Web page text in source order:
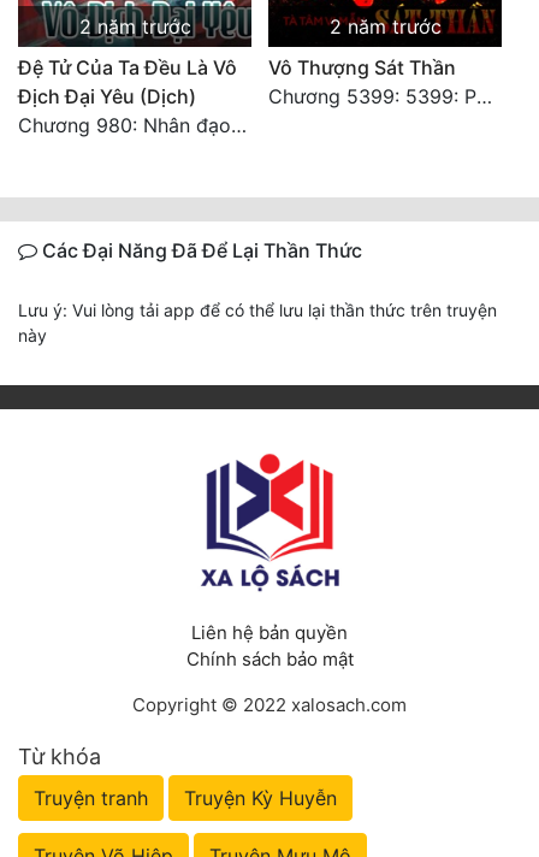
2 năm trước
Đệ Tử Của Ta Đều Là Vô
Địch Đại Yêu (Dịch)
Chương 980: Nhân đạo thành Thánh (4). HẾT.
2 năm trước
Vô Thượng Sát Thần
Chương 5399: 5399: Phá giải
Các Đại Năng Đã Để Lại Thần Thức
Lưu ý: Vui lòng tải app để có thể lưu lại thần thức trên truyện
này
Liên hệ bản quyền
Chính sách bảo mật
Copyright © 2022 xalosach.com
Từ khóa
Truyện tranh Truyện Kỳ Huyễn